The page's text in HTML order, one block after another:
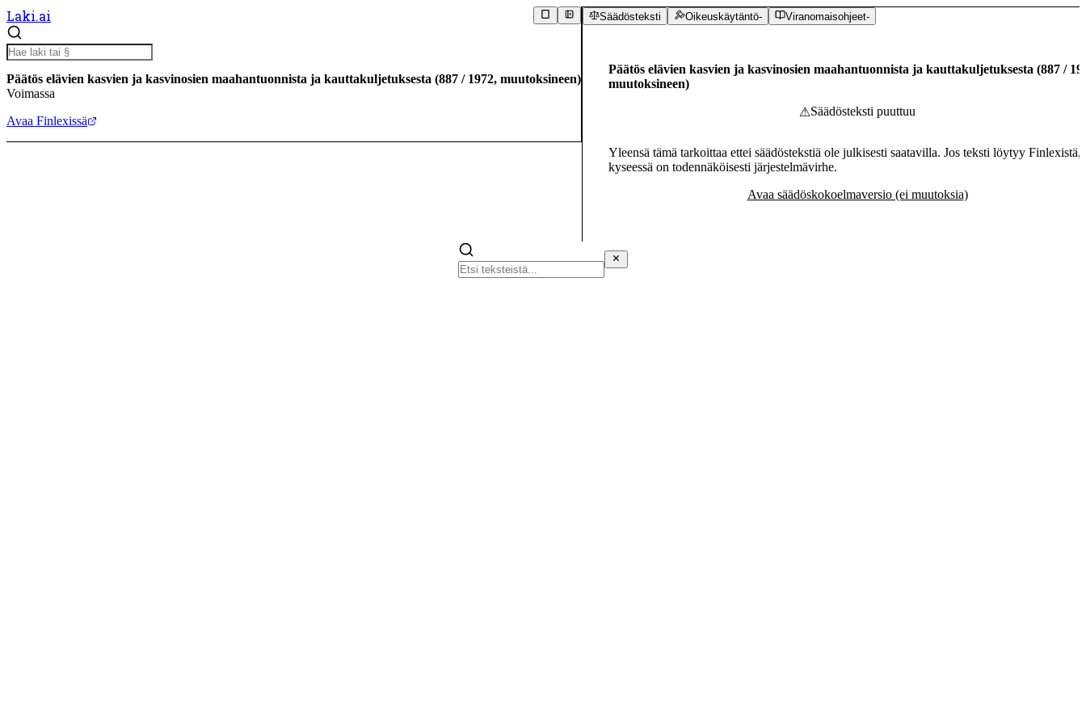
Laki.ai
Päätös elävien kasvien ja kasvinosien maahantuonnista ja kauttakuljetuksesta (887 / 1972, muutoksineen)
Voimassa
Avaa Finlexissä
Säädösteksti Oikeuskäytäntö- Viranomaisohjeet-
Päätös elävien kasvien ja kasvinosien maahantuonnista ja kauttakuljetuksesta (887 /
muutoksineen)
⚠Säädösteksti puuttuu
Yleensä tämä tarkoittaa ettei säädöstekstiä ole julkisesti saatavilla. Jos teksti löytyy Finlexistä,
kyseessä on todennäköisesti järjestelmävirhe.
Avaa säädöskokoelmaversio (ei muutoksia)